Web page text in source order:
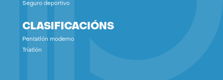
Seguro deportivo
CLASIFICACIÓNS
Pentatlón moderno
Tríatlón